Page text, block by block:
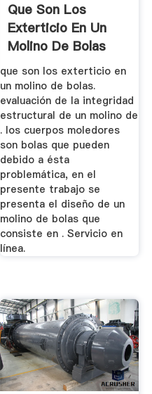
Que Son Los
Exterticio En Un
Molino De Bolas
que son los exterticio en
un molino de bolas.
evaluación de la integridad
estructural de un molino de
. los cuerpos moledores
son bolas que pueden
debido a ésta
problemática, en el
presente trabajo se
presenta el diseño de un
molino de bolas que
consiste en . Servicio en
línea.